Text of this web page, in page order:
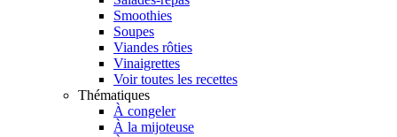
Smoothies
Soupes
Viandes rôties
Vinaigrettes
Voir toutes les recettes
Thématiques
À congeler
À la mijoteuse